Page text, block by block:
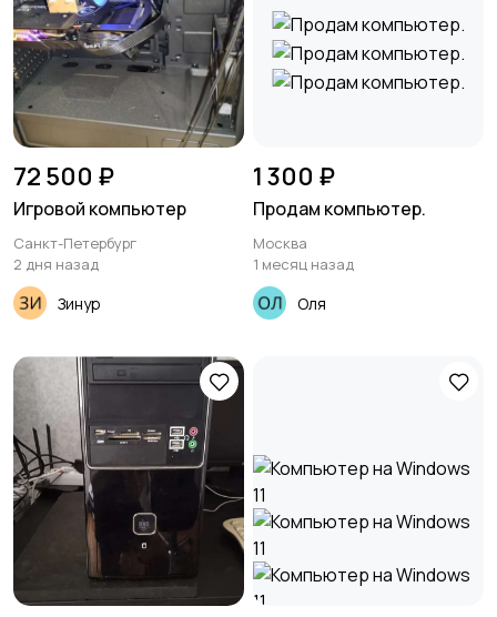
72 500 ₽
Игровой компьютер
Санкт-Петербург
2 дня назад
Зинур
1 300 ₽
Продам компьютер.
Москва
1 месяц назад
Оля